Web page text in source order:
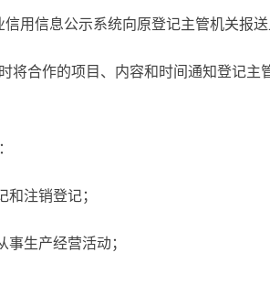
用信息公示系统向原登记主管机关报
将合作的项目、内容和时间通知登记主
注销登记；
事生产经营活动；